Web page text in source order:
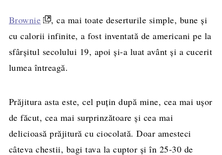
Brownie
, ca mai toate deserturile simple, bune și
cu calorii infinite, a fost inventată de americani pe la
sfârșitul secolului 19, apoi și-a luat avânt și a cucerit
lumea întreagă.
Prăjitura asta este, cel puțin după mine, cea mai ușor
de făcut, cea mai surprinzătoare și cea mai
delicioasă prăjitură cu ciocolată. Doar amesteci
câteva chestii, bagi tava la cuptor și în 25-30 de